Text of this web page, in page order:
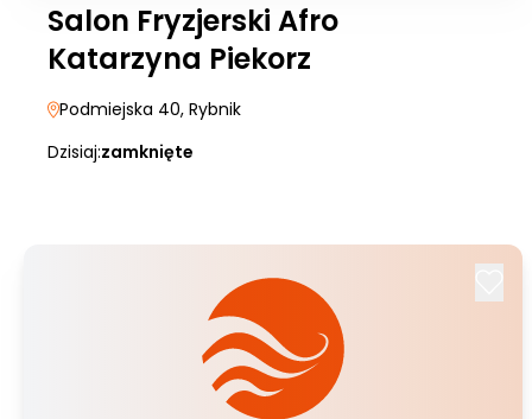
Salon Fryzjerski Afro
Katarzyna Piekorz
Podmiejska 40, Rybnik
Dzisiaj:zamknięte